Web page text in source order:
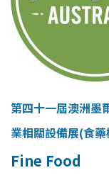
第四十一屆澳洲墨
業相關設備展(食
Fine Food